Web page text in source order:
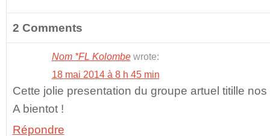
2 Comments
Nom *FL Kolombe wrote:
18 mai 2014 à 8 h 45 min
Cette jolie presentation du groupe artuel titille
A bientot !
Répondre